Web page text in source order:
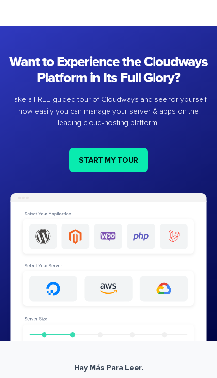
Want to Experience the Cloudways
Platform in Its Full Glory?
Take a FREE guided tour of Cloudways and see for yourself
how easily you can manage your server & apps on the
leading cloud-hosting platform.
START MY TOUR
Hay Más Para Leer.